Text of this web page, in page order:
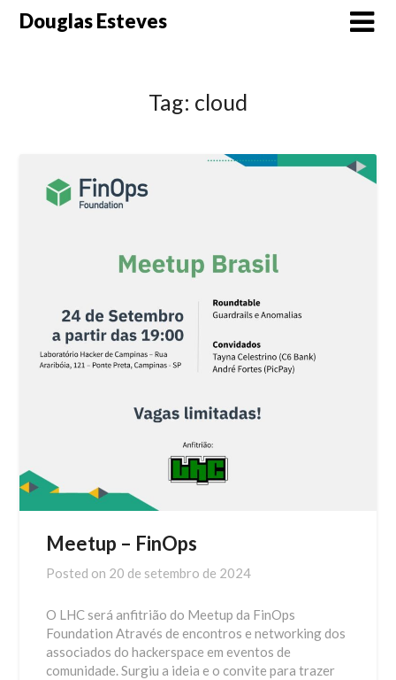
SkipDouglas Esteves
Tag: cloud
Meetup – FinOps
Posted on 20 de setembro de 2024
O LHC será anfitrião do Meetup da FinOps
Foundation Através de encontros e networking dos
associados do hackerspace em eventos de
comunidade. Surgiu a ideia e o convite para trazer